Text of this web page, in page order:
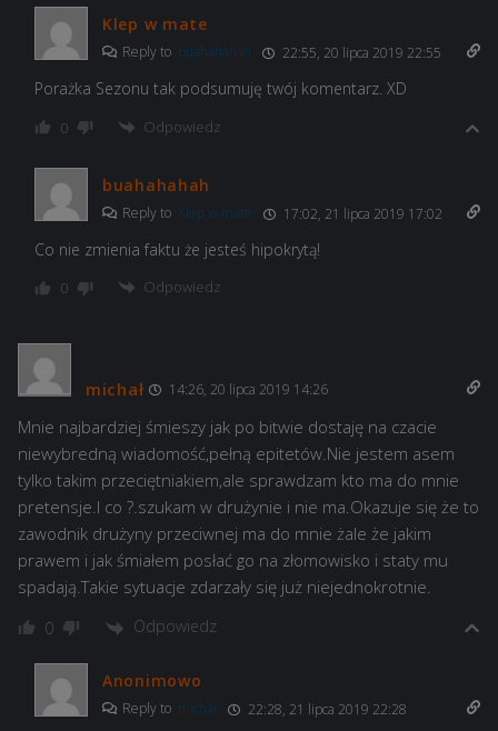
Klep w mate
Reply to buahahahah 22:55, 20 lipca 2019 22:55
Porażka Sezonu tak podsumuję twój komentarz. XD
0 Odpowiedz
buahahahah
Reply to Klep w mate 17:02, 21 lipca 2019 17:02
Co nie zmienia faktu że jesteś hipokrytą!
0 Odpowiedz
michał 14:26, 20 lipca 2019 14:26
Mnie najbardziej śmieszy jak po bitwie dostaję na czacie
niewybredną wiadomość,pełną epitetów.Nie jestem asem
tylko takim przeciętniakiem,ale sprawdzam kto ma do mnie
pretensje.I co ?.szukam w drużynie i nie ma.Okazuje się że to
zawodnik drużyny przeciwnej ma do mnie żale że jakim
prawem i jak śmiałem posłać go na złomowisko i staty mu
spadają.Takie sytuacje zdarzały się już niejednokrotnie.
0 Odpowiedz
Anonimowo
Reply to michał 22:28, 21 lipca 2019 22:28